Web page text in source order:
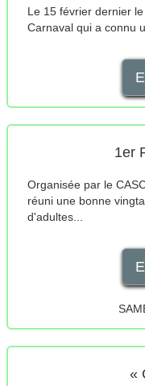
Le 15 février dernier
Carnaval qui a connu
1er
Organisée par le
réuni une bonne
d'adultes...
«